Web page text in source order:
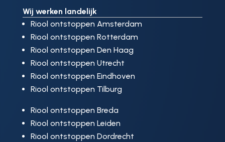
Wij werken landelijk
Riool ontstoppen Amsterdam
Riool ontstoppen Rotterdam
Riool ontstoppen Den Haag
Riool ontstoppen Utrecht
Riool ontstoppen Eindhoven
Riool ontstoppen Tilburg
Riool ontstoppen Breda
Riool ontstoppen Leiden
Riool ontstoppen Dordrecht